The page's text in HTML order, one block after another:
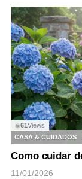
◉61Views
CASA & CUIDADOS
Como cuidar
11/01/2026